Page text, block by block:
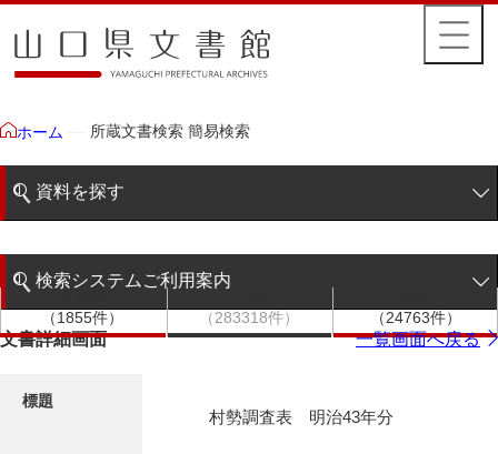
ホーム 所蔵文書検索 簡易検索
資料を探す
階層検索
検索システムご利用案内
検索システムの利用について
（1855件）
（283318件）
（24763件）
文書詳細画面 一覧画面へ戻る
標題
村勢調査表 明治43年分